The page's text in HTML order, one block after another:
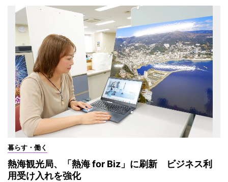
暮らす・働く
熱海観光局、「熱海 for Biz」に刷新 ビジネス利
用受け入れを強化